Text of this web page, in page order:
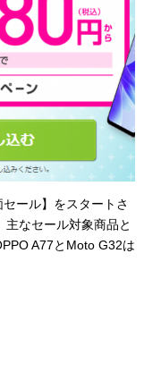
セール】をスタートさ
なセール対象商品と
A77とMoto G32は